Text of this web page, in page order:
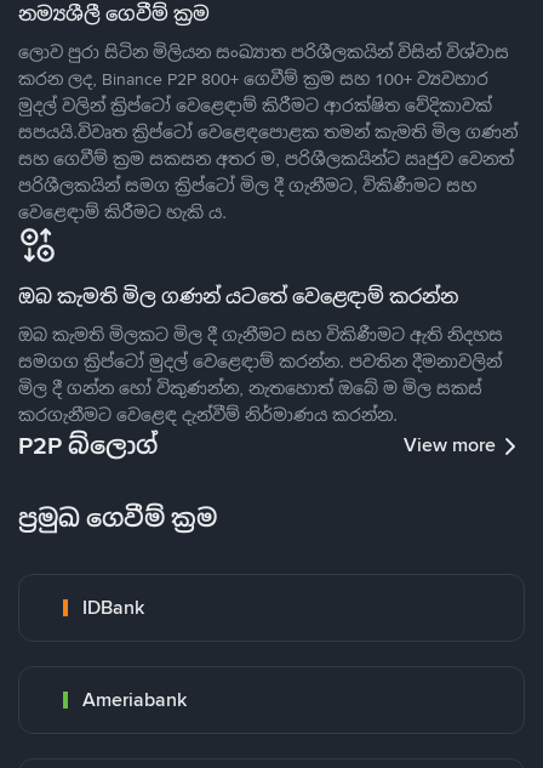
නම්‍යශීලී ගෙවීම් ක්‍රම
ලොව පුරා සිටින මිලියන සංඛ්‍යාත පරිශීලකයින් විසින් විශ්වාස
කරන ලද, Binance P2P 800+ ගෙවීම් ක්‍රම සහ 100+ ව්‍යවහාර
මුදල් වලින් ක්‍රිප්ටෝ වෙළෙඳාම් කිරීමට ආරක්ෂිත වේදිකාවක්
සපයයි.විවෘත ක්‍රිප්ටෝ වෙළෙඳපොළක තමන් කැමති මිල ගණන්
සහ ගෙවීම් ක්‍රම සකසන අතර ම, පරිශීලකයින්ට ඍජුව වෙනත්
පරිශීලකයින් සමග ක්‍රිප්ටෝ මිල දී ගැනීමට, විකිණීමට සහ
වෙළෙඳාම් කිරීමට හැකි ය.
ඔබ කැමති මිල ගණන් යටතේ වෙළෙඳාම් කරන්න
ඔබ කැමති මිලකට මිල දී ගැනීමට සහ විකිණීමට ඇති නිදහස
සමගග ක්‍රිප්ටෝ මුදල් වෙළෙඳාම් කරන්න. පවතින දීමනාවලින්
මිල දී ගන්න හෝ විකුණන්න, නැතහොත් ඔබේ ම මිල සකස්
කරගැනීමට වෙළෙඳ දැන්වීම් නිර්මාණය කරන්න.
P2P බ්ලොග් View more
ප්‍රමුඛ ගෙවීම් ක්‍රම
IDBank
Ameriabank